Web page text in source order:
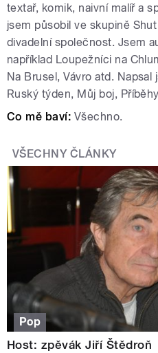
textař, komik, naivní malíř a
jsem působil ve skupině
divadelní společnost. Jsem
například Loupežníci na
Na Brusel, Vávro atd.
Ruský týden, Můj boj,
Co mě baví: Všechno.
VŠECHNY ČLÁNKY
Pop
Host: zpěvák Jiří Štědroň